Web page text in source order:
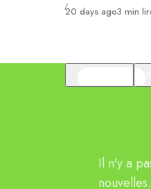
Publié
20 days ago3 min
Il n'y a
nouvelles.